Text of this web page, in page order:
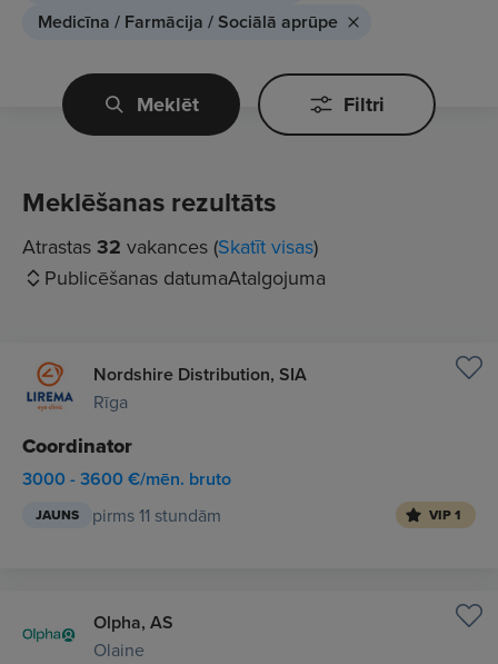
Medicīna / Farmācija / Sociālā aprūpe
Meklēt Filtri
Meklēšanas rezultāts
Atrastas 32 vakances (Skatīt visas)
Publicēšanas datumaAtalgojuma
Nordshire Distribution, SIA
Rīga
Coordinator
3000 - 3600 €/mēn. bruto
JAUNS pirms 11 stundām VIP 1
Olpha, AS
Olaine